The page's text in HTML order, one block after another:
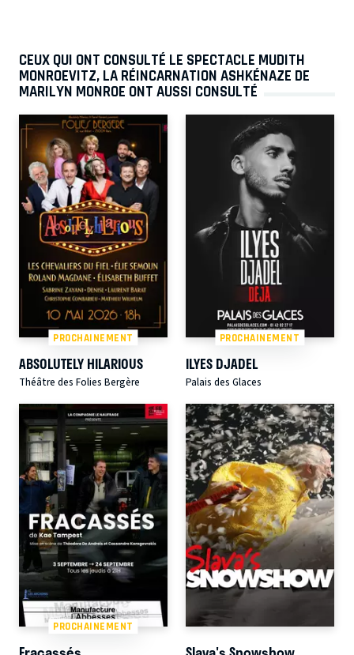
CEUX QUI ONT CONSULTÉ LE SPECTACLE MUDITH
MONROEVITZ, LA RÉINCARNATION ASHKÉNAZE DE
MARILYN MONROE ONT AUSSI CONSULTÉ
PROCHAINEMENT
ABSOLUTELY HILARIOUS
Théâtre des Folies Bergère
PROCHAINEMENT
ILYES DJADEL
Palais des Glaces
PROCHAINEMENT